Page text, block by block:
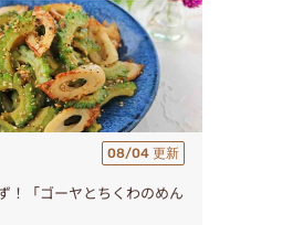
08/04 更新
！「ゴーヤとちくわのめん